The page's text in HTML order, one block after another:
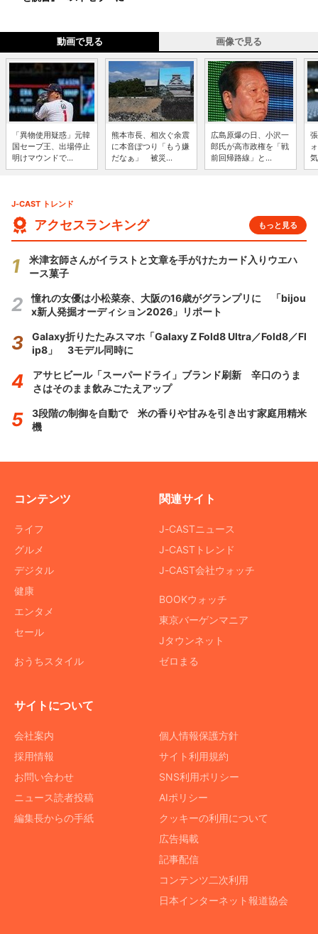
動画で見る 画像で見る
「異物使用疑惑」元韓
国セーブ王、出場停止
明けマウンドで...
熊本市長、相次ぐ余震
に本音ぽつり「もう嫌
だなぁ」 被災...
広島原爆の日、小沢一
郎氏が高市政権を「戦
前回帰路線」と...
J-CAST トレンド
アクセスランキング もっと見る
米津玄師さんがイラストと文章を手がけたカード入りウエハ
ース菓子
憧れの女優は小松菜奈、大阪の16歳がグランプリに 「bijou
x新人発掘オーディション2026」リポート
Galaxy折りたたみスマホ「Galaxy Z Fold8 Ultra／Fold8／Fl
ip8」 3モデル同時に
アサヒビール「スーパードライ」ブランド刷新 辛口のうま
さはそのまま飲みごたえアップ
3段階の制御を自動で 米の香りや甘みを引き出す家庭用精米
機
コンテンツ
ライフ
グルメ
デジタル
健康
エンタメ
セール
おうちスタイル
関連サイト
J-CASTニュース
J-CASTトレンド
J-CAST会社ウォッチ
BOOKウォッチ
東京バーゲンマニア
Jタウンネット
ゼロまる
サイトについて
会社案内
採用情報
お問い合わせ
ニュース読者投稿
編集長からの手紙
個人情報保護方針
サイト利用規約
SNS利用ポリシー
AIポリシー
クッキーの利用について
広告掲載
記事配信
コンテンツ二次利用
日本インターネット報道協会